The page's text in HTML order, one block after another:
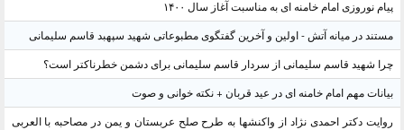
پیام نوروزی امام خامنه ای به مناسبت آغاز سال ۱۴۰۰
مستند در میانه آتش - اولین و آخرین گفتگوی مطبوعاتی شهید سپهبد قاسم سلیمانی
چرا شهید قاسم سلیمانی از سردار قاسم سلیمانی برای دشمن خطرناکتر است؟
بیانات مهم امام خامنه ای در عید قربان + نکته خوانی و صوت
روایت دکتر احمدی نژاد از واکنشها به طرح صلح عربستان و یمن در مصاحبه با العربی